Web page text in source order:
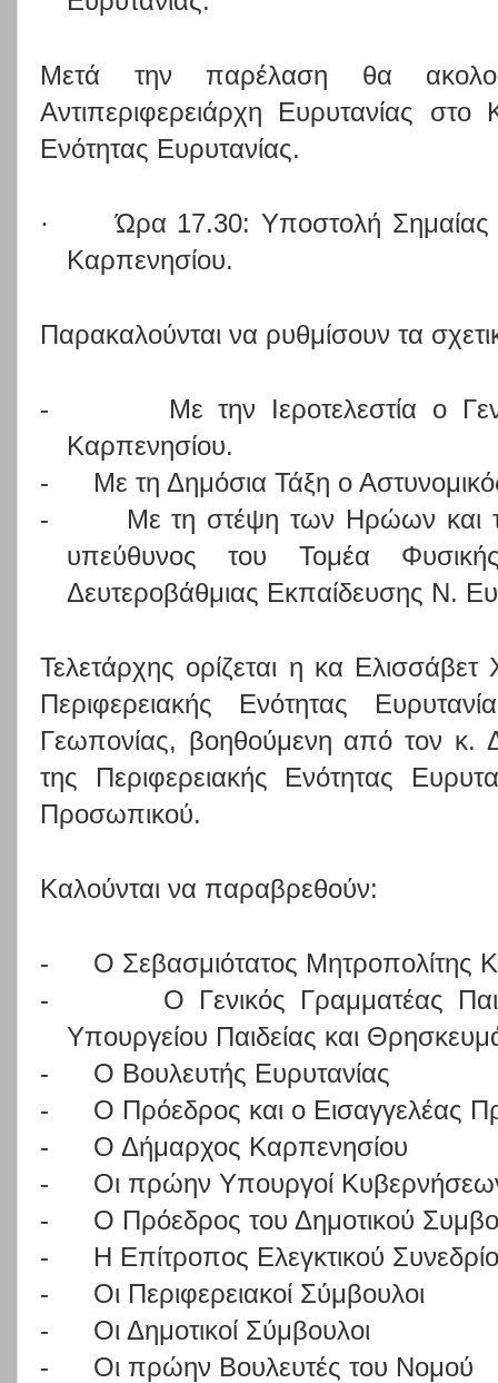
Μετά την παρέλαση θα
Αντιπεριφερειάρχη Ευρυτανίας στο
Ενότητας Ευρυτανίας.
·
Ώρα 17.30: Υποστολή
Καρπενησίου.
Παρακαλούνται να ρυθμίσουν τα
-
Με την Ιεροτελεστία ο
Καρπενησίου.
-
Με τη Δημόσια Τάξη ο
-
Με τη στέψη των Ηρώων και
υπεύθυνος του Τομέα
Δευτεροβάθμιας Εκπαίδευσης Ν.
Τελετάρχης ορίζεται η κα
Περιφερειακής Ενότητας
Γεωπονίας, βοηθούμενη από τον κ.
της Περιφερειακής Ενότητας
Προσωπικού.
Καλούνται να παραβρεθούν:
-
Ο Σεβασμιότατος Μητροπολίτης
-
Ο Γενικός Γραμματέας
Υπουργείου Παιδείας και
-
Ο Βουλευτής Ευρυτανίας
-
Ο Πρόεδρος και ο Εισαγγελέας
-
Ο Δήμαρχος Καρπενησίου
-
Οι πρώην Υπουργοί
-
Ο Πρόεδρος του Δημοτικού
-
Η Επίτροπος Ελεγκτικού
-
Οι Περιφερειακοί Σύμβουλοι
-
Οι Δημοτικοί Σύμβουλοι
-
Οι πρώην Βουλευτές του Νομού